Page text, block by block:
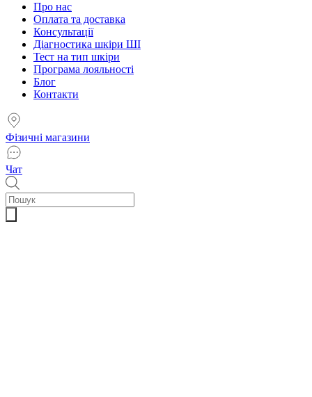
Про нас
Оплата та доставка
Консультації
Діагностика шкіри ШІ
Тест на тип шкіри
Програма лояльності
Блог
Контакти
Фізичні магазини
Чат
Пошук
товарів